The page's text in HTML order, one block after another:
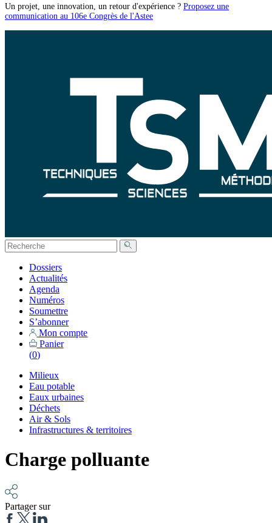
Un projet, une innovation, un retour d'expérience ? Proposez une
communication au 106e Congrès de l'Astee
Dossiers
Actualités
Agenda
Numéros
Soumettre
S’abonner
Mon compte
Panier
(0)
Milieux
Eau potable
Eaux urbaines
Déchets
Air & Sols
Infrastructures & territoires
Charge polluante
Partager sur